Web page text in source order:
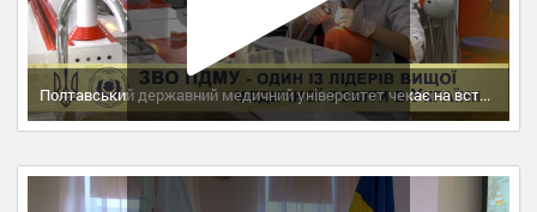
Полтавський державний медичний університет чекає на вступників-2024